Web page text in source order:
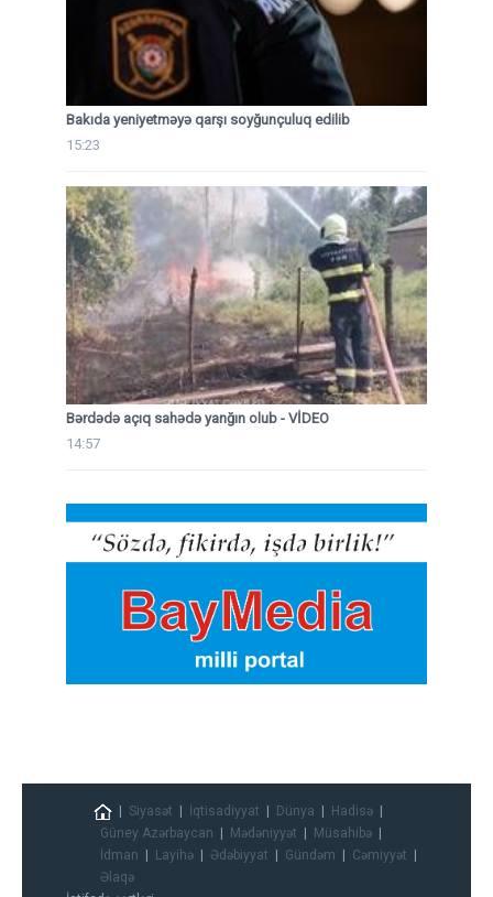
Bakıda yeniyetməyə qarşı soyğunçuluq edilib
15:23
Bərdədə açıq sahədə yanğın olub - VİDEO
14:57
Siyasət İqtisadiyyat Dünya
Hadisə
Güney Azərbaycan
Mədəniyyət
Müsahibə
İdman
Layihə Ədəbiyyat Gündəm
Cəmiyyət
Əlaqə